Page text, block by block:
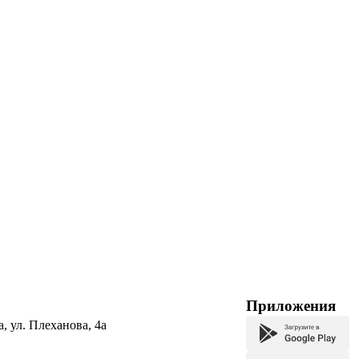
ул. Плеханова, 4а
Приложения